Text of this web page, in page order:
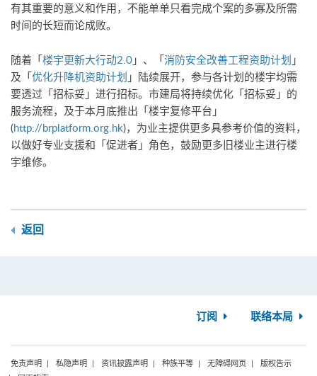
有其重要的意义和作用，不能单单只看完成个案的多寡及所需
时间的长短而论成败。
随着「楼宇更新大行动2.0 」、「消防安全改善工程资助计划 」
及「优化升降机资助计划 」陆续展开，参与各计划的楼宇均需
要透过「招标妥」进行招标。市建局将持续优化「招标妥」的
服务流程，及于本月底推出「楼宇复修平台」
(http://brplatform.org.hk)，为业主提供更多具参考价值的资料，
以做好专业支援和「促进者」角色，鼓励更多旧楼业主进行楼
宇维修。
返回
订阅 联络本局
免责声明 私隐声明 资讯披露声明 种族平等 无障碍网页
版权告示